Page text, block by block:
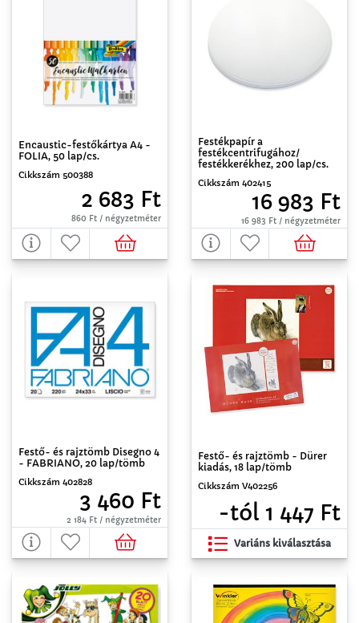
Encaustic-festőkártya A4 -
FOLIA, 50 lap/cs.
Cikkszám 500388
2 683 Ft
860 Ft / négyzetméter
Festékpapír a
festékcentrifugához/
festékkerékhez, 200 lap/cs.
Cikkszám 402415
16 983 Ft
16 983 Ft / négyzetméter
Festő- és rajztömb Disegno 4
- FABRIANO, 20 lap/tömb
Cikkszám 402828
3 460 Ft
2 184 Ft / négyzetméter
Festő- és rajztömb - Dürer
kiadás, 18 lap/tömb
Cikkszám V402256
-tól 1 447 Ft
Variáns kiválasztása